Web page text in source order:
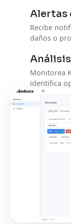
Alertas
Recibe
daños o
Monitorea
identifica